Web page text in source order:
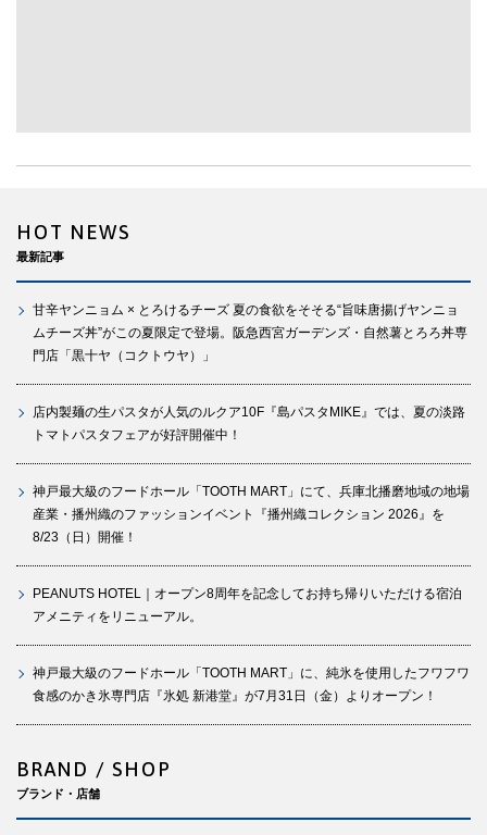
HOT NEWS
最新記事
甘辛ヤンニョム × とろけるチーズ 夏の食欲をそそる“旨味唐揚げヤンニョ
ムチーズ丼”がこの夏限定で登場。阪急西宮ガーデンズ・自然薯とろろ丼専
門店「黒十ヤ（コクトウヤ）」
店内製麺の生パスタが人気のルクア10F『島パスタMIKE』では、夏の淡路
トマトパスタフェアが好評開催中！
神戸最大級のフードホール「TOOTH MART」にて、兵庫北播磨地域の地場
産業・播州織のファッションイベント『播州織コレクション 2026』を
8/23（日）開催！
PEANUTS HOTEL｜オープン8周年を記念してお持ち帰りいただける宿泊
アメニティをリニューアル。
神戸最大級のフードホール「TOOTH MART」に、純氷を使用したフワフワ
食感のかき氷専門店『氷処 新港堂』が7月31日（金）よりオープン！
BRAND / SHOP
ブランド・店舗